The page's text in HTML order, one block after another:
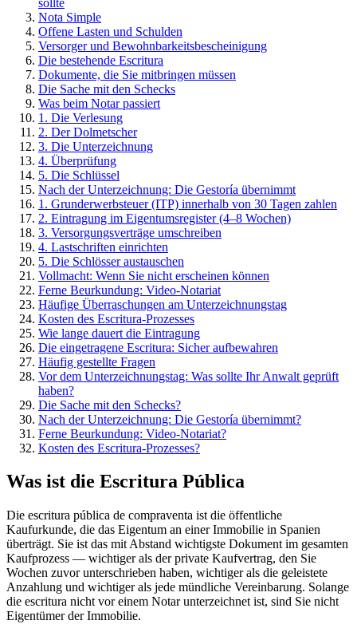
Nota Simple
Offene Lasten und Schulden
Versorger und Bewohnbarkeitsbescheinigung
Die bestehende Escritura
Dokumente, die Sie mitbringen müssen
Die Sache mit den Schecks
Was beim Notar passiert
1. Die Verlesung
2. Der Dolmetscher
3. Die Unterzeichnung
4. Überprüfung
5. Die Schlüssel
Nach der Unterzeichnung: Die Gestoría übernimmt
1. Grunderwerbsteuer (ITP) innerhalb von 30 Tagen zahlen
2. Eintragung im Eigentumsregister (4–8 Wochen)
3. Versorgungsverträge umschreiben
4. Lastschriften einrichten
5. Die Schlösser austauschen
Vollmacht: Wenn Sie nicht erscheinen können
Ferne Beurkundung: Video-Notariat
Häufige Überraschungen am Unterzeichnungstag
Kosten des Escritura-Prozesses
Wie lange dauert die Eintragung
Die eingetragene Escritura: Sicher aufbewahren
Häufig gestellte Fragen
Vor dem Unterzeichnungstag: Was sollte Ihr Anwalt geprüft
haben?
Die Sache mit den Schecks?
Nach der Unterzeichnung: Die Gestoría übernimmt?
Ferne Beurkundung: Video-Notariat?
Kosten des Escritura-Prozesses?
Was ist die Escritura Pública
Die escritura pública de compraventa ist die öffentliche
Kaufurkunde, die das Eigentum an einer Immobilie in Spanien
überträgt. Sie ist das mit Abstand wichtigste Dokument im gesamten
Kaufprozess — wichtiger als der private Kaufvertrag, den Sie
Wochen zuvor unterschrieben haben, wichtiger als die geleistete
Anzahlung und wichtiger als jede mündliche Vereinbarung. Solange
die escritura nicht vor einem Notar unterzeichnet ist, sind Sie nicht
Eigentümer der Immobilie.